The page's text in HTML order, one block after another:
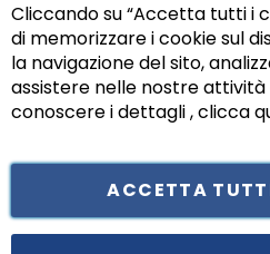
Cliccando su “Accetta tutti i
di memorizzare i cookie sul
la navigazione del sito,
assistere nelle nostre attività
conoscere i dettagli , clicca
ACCETTA